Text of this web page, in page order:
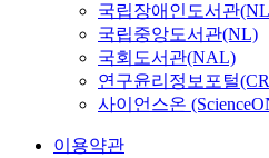
국립장애인도서관
국립중앙도서관(NL)
국회도서관(NAL)
연구윤리정보포털
사이언스온
이용약관